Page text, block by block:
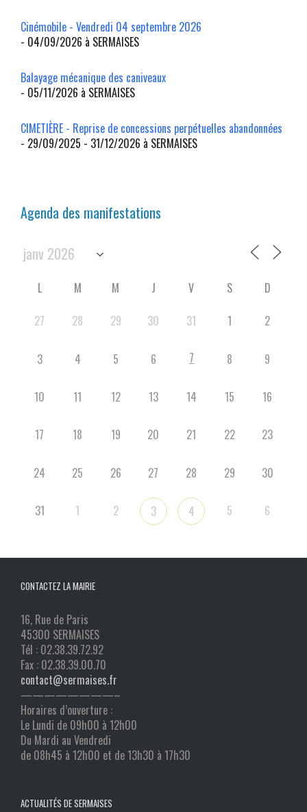
Cinémobile - Vendredi 04 septembre 2026
- 04/09/2026 à SERMAISES
Balayage mécanique des caniveaux
- 05/11/2026 à SERMAISES
CIMETIÈRE - Reprise de concessions perpétuelles abandonnées
- 29/09/2025 - 31/12/2026 à SERMAISES
Agenda des manifestations
L M M J V S
D
27
28 29 30 31 1 2
3 4 5 6 7 8 9
10 11 12 13 14 15 16
17 18 19 20 21 22 23
24 25 26 27 28 29 30
31 1 2 3 4 5 6
CONTACTEZ LA MAIRIE
16, Rue de Paris
45300 SERMAISES
Tél : 02.38.39.72.92
Fax : 02.38.39.00.70
contact@sermaises.fr
————————–
Horaires d’ouverture :
Le Lundi de 09h00 à 12h00
Du Mardi au Vendredi
de 08h45 à 12h00 et de 13h30 à 17h30
ACTUALITÉS DE SERMAISES